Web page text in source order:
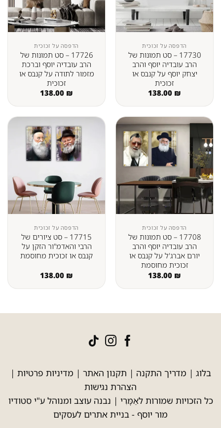
הדפסה על זכוכית
17730 – סט תמונות של
הרב עובדיה יוסף והרב
יצחק יוסף על קנבס או
זכוכית
138.00 ₪
הדפסה על זכוכית
17726 – סט תמונות של
הרב עובדיה יוסף וברכת
מזמור לתודה על קנבס או
זכוכית
138.00 ₪
הדפסה על זכוכית
17708 – סט תמונות של
הרב עובדיה יוסף והרב
יורם אברג'ל על קנבס או
זכוכית מחוסמת
138.00 ₪
הדפסה על זכוכית
17715 – סט ציורים של
הרבי והאדמ"ור הזקן על
קנבס או זכוכית מחוסמת
138.00 ₪
בלוג | מדריך התקנה | תקנון האתר | מדיניות פרטיות |
הצהרת נגישות
כל הזכויות שמורות לאַמָּרִי | נבנה עוצב ומנוהל ע"י סטודיו
מור יוסף - בניית אתרים לעסקים